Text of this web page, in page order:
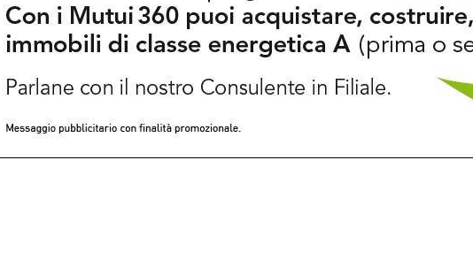
PRECIPITA A PASIANO E FINISCE INCASTRATO SU UN ALBERO: PASSEGGERO GRAVISSIMO